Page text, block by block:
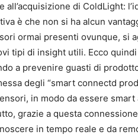
all’acquisizione di ColdLight:
è che non si ha alcun
ormai presenti ovunque, si
tipi di insight utili. Ecco
a prevenire guasti di
degli “smart connectd
in modo da essere
grazie a questa
in tempo reale e da